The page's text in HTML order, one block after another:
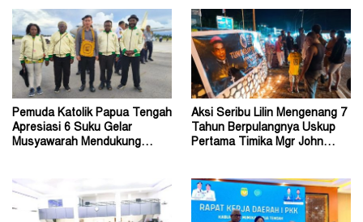
Pemuda Katolik Papua Tengah
Apresiasi 6 Suku Gelar
Musyawarah Mendukung
Aksi Seribu Lilin Mengenang 7
Tahun Berpulangnya Uskup
Pertama Timika Mgr John